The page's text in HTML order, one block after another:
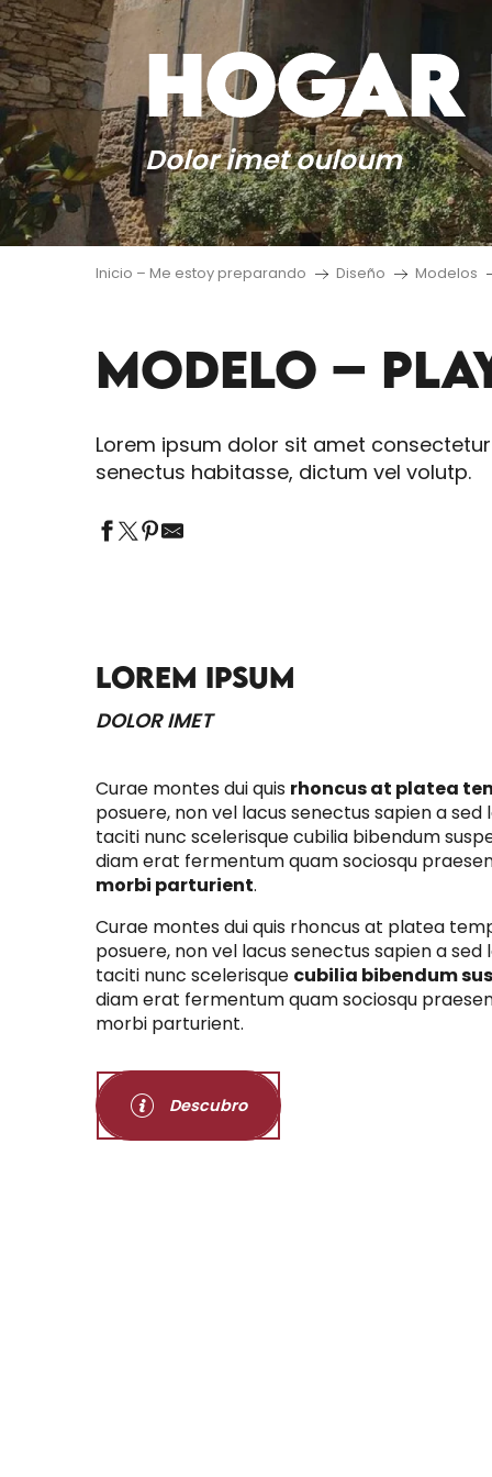
HOGAR
Dolor imet ouloum
Inicio – Me estoy preparando Diseño Modelos
MODELO –
Lorem ipsum dolor sit amet
senectus habitasse, dictum vel volutp.
LOREM IPSUM
DOLOR IMET
Curae montes dui quis rhoncus at platea
posuere, non vel lacus senectus sapien a
taciti nunc scelerisque cubilia bibendum
diam erat fermentum quam sociosqu
morbi parturient.
Curae montes dui quis rhoncus at platea
posuere, non vel lacus senectus sapien a
taciti nunc scelerisque cubilia bibendum
diam erat fermentum quam sociosqu
morbi parturient.
Descubro